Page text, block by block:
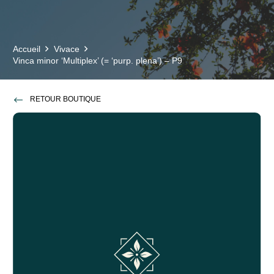
Accueil
Vivace
Vinca minor ‘Multiplex’ (= ‘purp. plena’) – P9
RETOUR BOUTIQUE